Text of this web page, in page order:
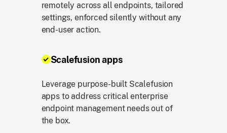
remotely across all endpoints, tailored
settings, enforced silently without any
end-user action.
Scalefusion apps
Leverage purpose-built Scalefusion
apps to address critical enterprise
endpoint management needs out of
the box.